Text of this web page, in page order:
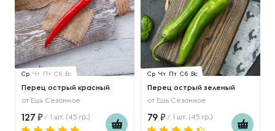
Ср Чт Пт Сб Вс
Перец острый красный
от Ешь Сезонное
127 / 1 шт. (45 гр.)
Ср Чт Пт Сб Вс
Перец острый зеленый
от Ешь Сезонное
79 / 1 шт. (45 гр.)